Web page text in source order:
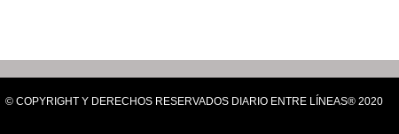
Trabajo conjunto acerca
servicios de calidad a las
familias de Cuautepec de
de
© COPYRIGHT Y DERECHOS RESERVADOS DIARIO ENTRE LÍNEAS® 2020